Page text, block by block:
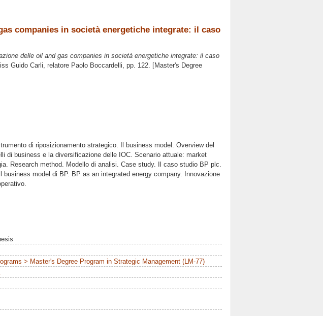
companies in società energetiche integrate: il caso
delle oil and gas companies in società energetiche integrate: il caso
Guido Carli, relatore Paolo Boccardelli, pp. 122. [Master's Degree
di riposizionamento strategico. Il business model. Overview del
di business e la diversificazione delle IOC. Scenario attuale: market
Research method. Modello di analisi. Case study. Il caso studio BP plc.
business model di BP. BP as an integrated energy company. Innovazione
> Master's Degree Program in Strategic Management (LM-77)